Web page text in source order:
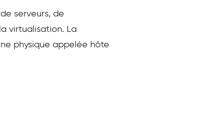
serveurs, de
virtualisation. La
physique appelée hôte